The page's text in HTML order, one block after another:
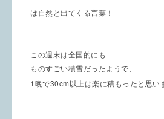
は自然と出てくる言葉！
この週末は全国的にも
ものすごい積雪だったようで、
1 晩で30cm 以上は楽に積もったと思い